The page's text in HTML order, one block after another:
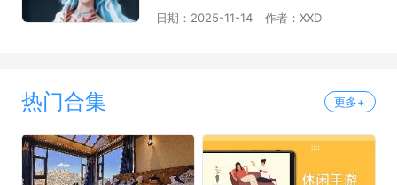
日期：2025-11-14 作者：XXD
热门合集 更多+